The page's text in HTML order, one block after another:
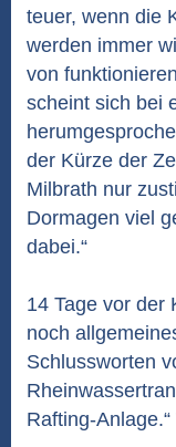
teuer, wenn die
werden immer
von
scheint sich bei
der Kürze der
Milbrath nur
Dormagen viel
dabei.“
14 Tage vor der
noch
Schlussworten
Rafting-